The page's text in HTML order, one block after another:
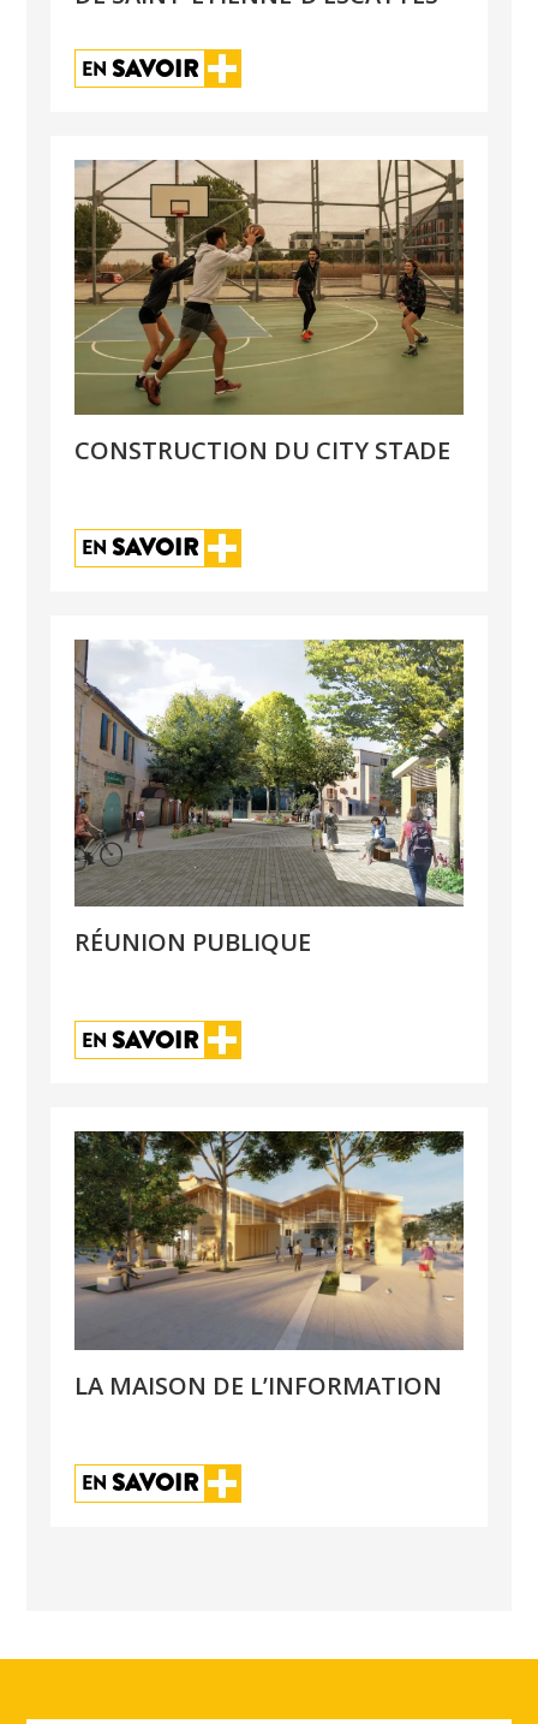
EN SAVOIR
CONSTRUCTION DU CITY STADE
EN SAVOIR
RÉUNION PUBLIQUE
EN SAVOIR
LA MAISON DE L’INFORMATION
EN SAVOIR